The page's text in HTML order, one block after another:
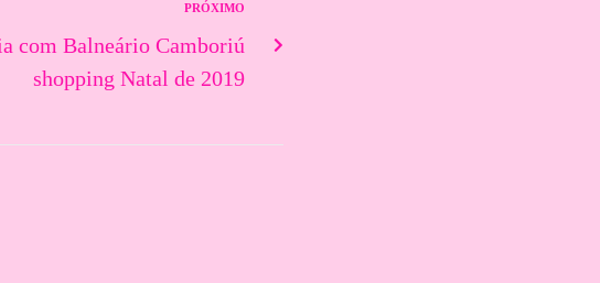
PRÓXIMO
com Balneário Camboriú
shopping Natal de 2019